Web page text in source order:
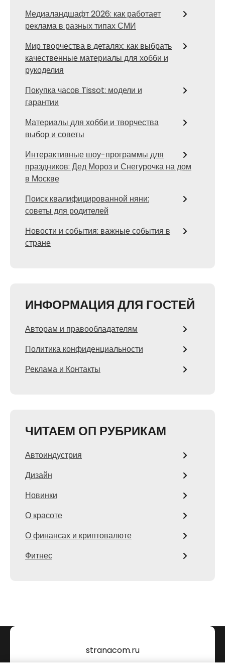
Медиаландшафт 2026: как работает
реклама в разных типах СМИ
Мир творчества в деталях: как выбрать
качественные материалы для хобби и
рукоделия
Покупка часов Tissot: модели и
гарантии
Материалы для хобби и творчества
выбор и советы
Интерактивные шоу-программы для
праздников: Дед Мороз и Снегурочка на дом
в Москве
Поиск квалифицированной няни:
советы для родителей
Новости и события: важные события в
стране
ИНФОРМАЦИЯ ДЛЯ ГОСТЕЙ
Авторам и правообладателям
Политика конфиденциальности
Реклама и Контакты
ЧИТАЕМ ОП РУБРИКАМ
Автоиндустрия
Дизайн
Новинки
О красоте
О финансах и криптовалюте
Фитнес
stranacom.ru